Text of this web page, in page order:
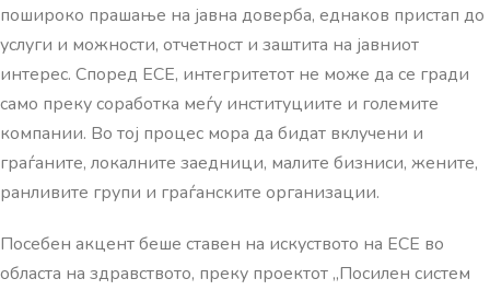
пошироко прашање на јавна доверба, еднаков пристап до
услуги и можности, отчетност и заштита на јавниот
интерес. Според ЕСЕ, интегритетот не може да се гради
само преку соработка меѓу институциите и големите
компании. Во тој процес мора да бидат вклучени и
граѓаните, локалните заедници, малите бизниси, жените,
ранливите групи и граѓанските организации.
Посебен акцент беше ставен на искуството на ЕСЕ во
областа на здравството, преку проектот „Посилен систем